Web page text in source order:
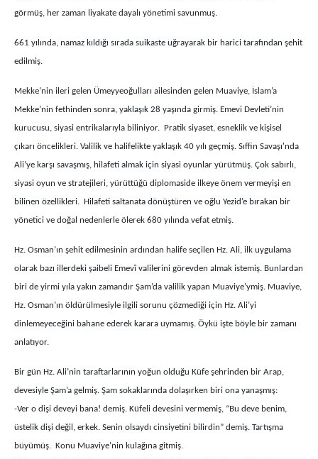
görmüş, her zaman liyakate dayalı yönetimi savunmuş.
661 yılında, namaz kıldığı sırada suikaste uğrayarak bir harici tarafından şehit
edilmiş.
Mekke’nin ileri gelen Ümeyyeoğulları ailesinden gelen Muaviye, İslam’a
Mekke’nin fethinden sonra, yaklaşık 28 yaşında girmiş. Emevi Devleti’nin
kurucusu, siyasi entrikalarıyla biliniyor. Pratik siyaset, esneklik ve kişisel
çıkarı öncelikleri. Valilik ve halifelikte yaklaşık 40 yılı geçmiş. Sıffin Savaşı'nda
Ali’ye karşı savaşmış, hilafeti almak için siyasi oyunlar yürütmüş. Çok sabırlı,
siyasi oyun ve stratejileri, yürüttüğü diplomaside ilkeye önem vermeyişi en
bilinen özellikleri. Hilafeti saltanata dönüştüren ve oğlu Yezid’e bırakan bir
yönetici ve doğal nedenlerle ölerek 680 yılında vefat etmiş.
Hz. Osman’ın şehit edilmesinin ardından halife seçilen Hz. Ali, ilk uygulama
olarak bazı illerdeki şaibeli Emevî valilerini görevden almak istemiş. Bunlardan
biri de yirmi yıla yakın zamandır Şam’da valilik yapan Muaviye’ymiş. Muaviye,
Hz. Osman’ın öldürülmesiyle ilgili sorunu çözmediği için Hz. Ali’yi
dinlemeyeceğini bahane ederek karara uymamış. Öykü işte böyle bir zamanı
anlatıyor.
Bir gün Hz. Ali’nin taraftarlarının yoğun olduğu Küfe şehrinden bir Arap,
devesiyle Şam’a gelmiş. Şam sokaklarında dolaşırken biri ona yanaşmış:
-Ver o dişi deveyi bana! demiş. Küfeli devesini vermemiş, “Bu deve benim,
üstelik dişi değil, erkek. Senin olsaydı cinsiyetini bilirdin” demiş. Tartışma
büyümüş. Konu Muaviye’nin kulağına gitmiş.